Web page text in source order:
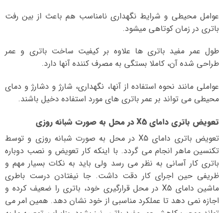
عوامل محیطی و شرایط نگهداری نامناسب هم باعث از بین رفت
باتری در زمان کوتاهی میشود.
طول عمر مفید باتری ها علاوه بر کیفیت ساخت باتری و عمر
طراحی شده آن، کاملا بستگی به مصرف کننده آنها دارد.
عواملی مانند نحوه استفاده از آنها، نگهداری، شارژ و دشارژ و دمای
محیطی می تواند بر عمر باتری های مورد استفاده دخیل باشند.
تعویض باتری دامای X5 در محل به صورت شبانه روزی
تعویض باتری دامای X5 در محل به صورت شبانه روزی و توسط
تکنسین ماهر انجام می گردد. با اینکه کار تعویض و نصب دوباره
باتری کار آسانی به نظر می رسد ولی باید به نکات بسیار مهم و
ظریفی حین اجرای کار دقت داشت. جا نیفتادن درست باطری
ماشین دامای X5 در محل قرارگیری خود، باتری را ضعیف کرده و
اجازه نمی دهد تا عملکرد مناسبی از خود نشان دهد. همین امر می